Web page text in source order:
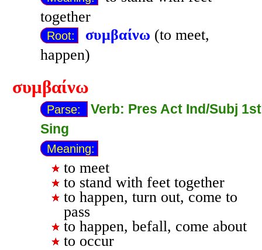
together
Root: συμβαίνω (to meet,
happen)
συμβαίνω
Parse:
Verb: Pres Act Ind/Subj 1st
Sing
Meaning:
to meet
to stand with feet together
to happen, turn out, come to
pass
to happen, befall, come about
to occur